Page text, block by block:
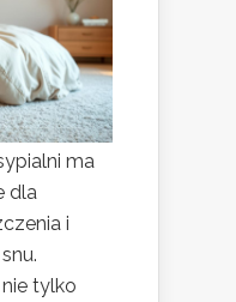
ma
dla
i
tylko